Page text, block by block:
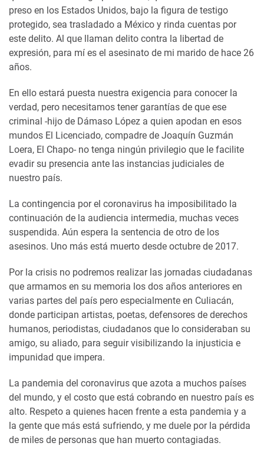
preso en los Estados Unidos, bajo la figura de testigo
protegido, sea trasladado a México y rinda cuentas por
este delito. Al que llaman delito contra la libertad de
expresión, para mí es el asesinato de mi marido de hace 26
años.
En ello estará puesta nuestra exigencia para conocer la
verdad, pero necesitamos tener garantías de que ese
criminal -hijo de Dámaso López a quien apodan en esos
mundos El Licenciado, compadre de Joaquín Guzmán
Loera, El Chapo- no tenga ningún privilegio que le facilite
evadir su presencia ante las instancias judiciales de
nuestro país.
La contingencia por el coronavirus ha imposibilitado la
continuación de la audiencia intermedia, muchas veces
suspendida. Aún espera la sentencia de otro de los
asesinos. Uno más está muerto desde octubre de 2017.
Por la crisis no podremos realizar las jornadas ciudadanas
que armamos en su memoria los dos años anteriores en
varias partes del país pero especialmente en Culiacán,
donde participan artistas, poetas, defensores de derechos
humanos, periodistas, ciudadanos que lo consideraban su
amigo, su aliado, para seguir visibilizando la injusticia e
impunidad que impera.
La pandemia del coronavirus que azota a muchos países
del mundo, y el costo que está cobrando en nuestro país es
alto. Respeto a quienes hacen frente a esta pandemia y a
la gente que más está sufriendo, y me duele por la pérdida
de miles de personas que han muerto contagiadas.